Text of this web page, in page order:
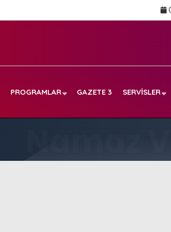
PROGRAMLAR GAZETE 3 SERVISLER